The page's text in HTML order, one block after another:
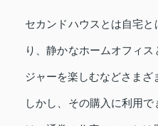
セカンドハウスとは自宅
り、静かなホームオフィ
ジャーを楽しむなどさまざ
しかし、その購入に利用